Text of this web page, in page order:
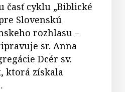
časť cyklu „Biblické
Slovenskú
rozhlasu –
sr. Anna
Dcér sv.
ktorá získala